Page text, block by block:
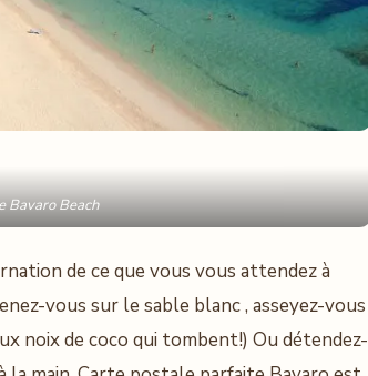
Bavaro Beach
de ce que vous vous attendez à
vous sur le sable blanc , asseyez-vous
noix de coco qui tombent!) Ou détendez-